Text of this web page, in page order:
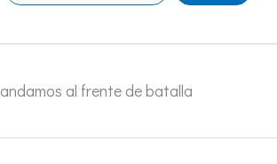
al frente de batalla